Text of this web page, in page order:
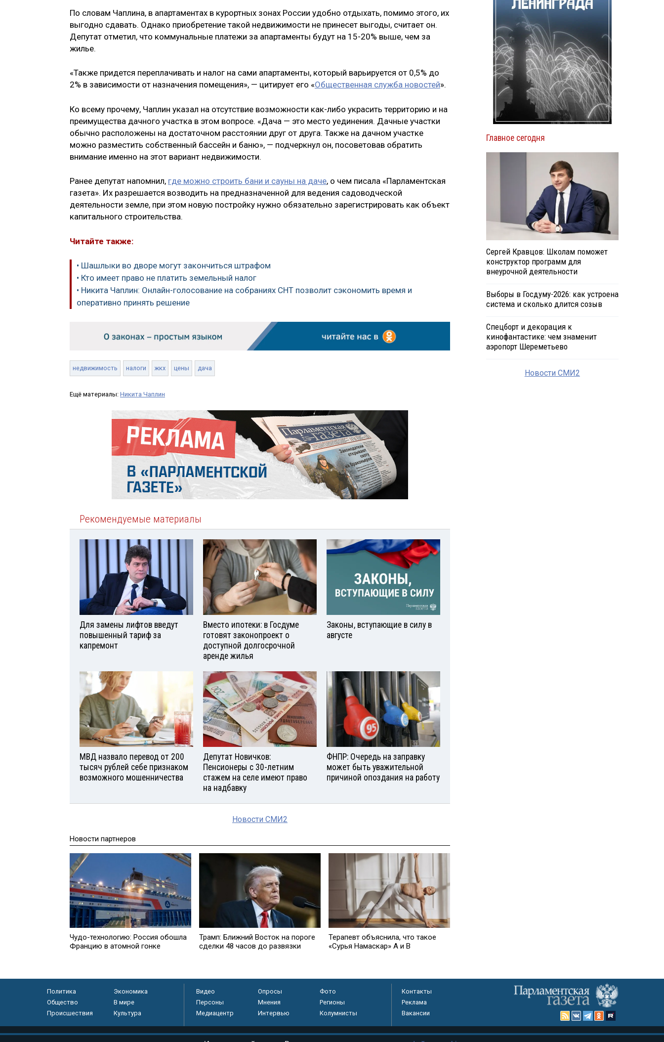
По словам Чаплина, в апартаментах в курортных зонах России удобно отдыхать, помимо этого, их
выгодно сдавать. Однако приобретение такой недвижимости не принесет выгоды, считает он.
Депутат отметил, что коммунальные платежи за апартаменты будут на 15-20% выше, чем за
жилье.
«Также придется переплачивать и налог на сами апартаменты, который варьируется от 0,5% до
2% в зависимости от назначения помещения», — цитирует его «Общественная служба новостей».
Ко всему прочему, Чаплин указал на отсутствие возможности как-либо украсить территорию и на
преимущества дачного участка в этом вопросе. «Дача — это место уединения. Дачные участки
обычно расположены на достаточном расстоянии друг от друга. Также на дачном участке
можно разместить собственный бассейн и баню», — подчеркнул он, посоветовав обратить
внимание именно на этот вариант недвижимости.
Ранее депутат напомнил, где можно строить бани и сауны на даче, о чем писала «Парламентская
газета». Их разрешается возводить на предназначенной для ведения садоводческой
деятельности земле, при этом новую постройку нужно обязательно зарегистрировать как объект
капитального строительства.
Читайте также:
• Шашлыки во дворе могут закончиться штрафом
• Кто имеет право не платить земельный налог
• Никита Чаплин: Онлайн-голосование на собраниях СНТ позволит сэкономить время и
оперативно принять решение
недвижимость налоги жкх цены дача
Ещё материалы: Никита Чаплин
Рекомендуемые материалы
Для замены лифтов введут
повышенный тариф за
капремонт
Вместо ипотеки: в Госдуме
готовят законопроект о
доступной долгосрочной
аренде жилья
Законы, вступающие в силу в
августе
МВД назвало перевод от 200
тысяч рублей себе признаком
возможного мошенничества
Депутат Новичков:
Пенсионеры с 30-летним
стажем на селе имеют право
на надбавку
ФНПР: Очередь на заправку
может быть уважительной
причиной опоздания на работу
Новости СМИ2
Новости партнеров
Чудо-технологию: Россия обошла
Францию в атомной гонке
Трамп: Ближний Восток на пороге
сделки 48 часов до развязки
Терапевт объяснила, что такое
«Сурья Намаскар» А и В
Главное сегодня
Сергей Кравцов: Школам поможет
конструктор программ для
внеурочной деятельности
Выборы в Госдуму-2026: как устроена
система и сколько длится созыв
Спецборт и декорация к
кинофантастике: чем знаменит
аэропорт Шереметьево
Новости СМИ2
Политика
Экономика
Общество
В мире
Происшествия
Культура
Видео Опросы
Фото
Персоны
Мнения
Регионы
Медиацентр
Интервью Колумнисты
Контакты
Реклама
Вакансии